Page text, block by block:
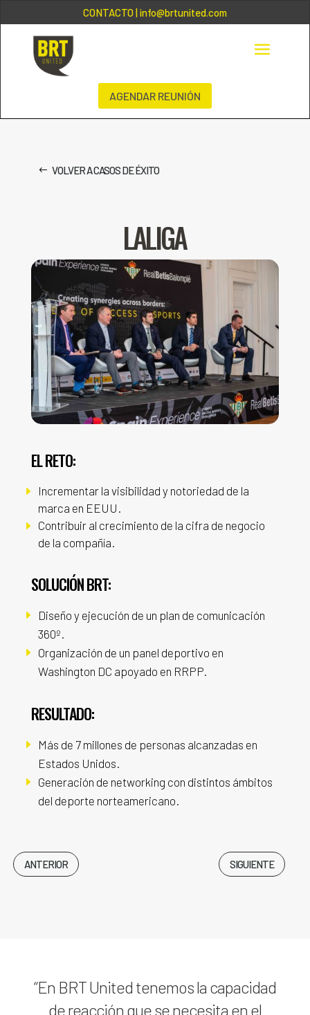
CONTACTO | info@brtunited.com
AGENDAR REUNIÓN
VOLVER A CASOS DE ÉXITO
LALIGA
EL RETO:
E
Incrementar la visibilidad y notoriedad de la
marca en EEUU.
E Contribuir al crecimiento de la cifra de negocio
de la compañía.
SOLUCIÓN BRT:
E
Diseño y ejecución de un plan de comunicación
360º.
E Organización de un panel deportivo en
Washington DC apoyado en RRPP.
RESULTADO:
E
Más de 7 millones de personas alcanzadas en
Estados Unidos.
E Generación de networking con distintos ámbitos
del deporte norteamericano.
ANTERIOR SIGUIENTE
“En BRT United tenemos la capacidad
de reacción que se necesita en el